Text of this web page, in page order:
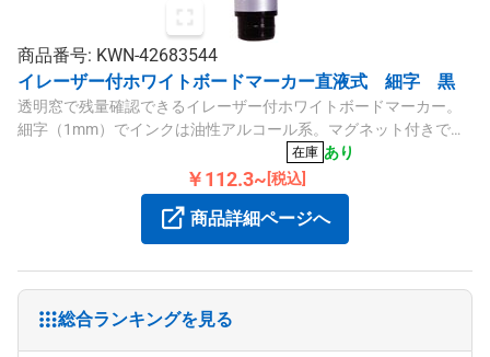
総合ランキングを見る
商品番号: KWN-42683544
イレーザー付ホワイトボードマーカー直液式 細字 黒
透明窓で残量確認できるイレーザー付ホワイトボードマーカー。
細字（1mm）でインクは油性アルコール系。マグネット付きで使
い勝手も良く、最後までかすれずきれいに書ける使い切りタイプ
在庫 あり
￥112.3~ [税込]
商品詳細ページへ